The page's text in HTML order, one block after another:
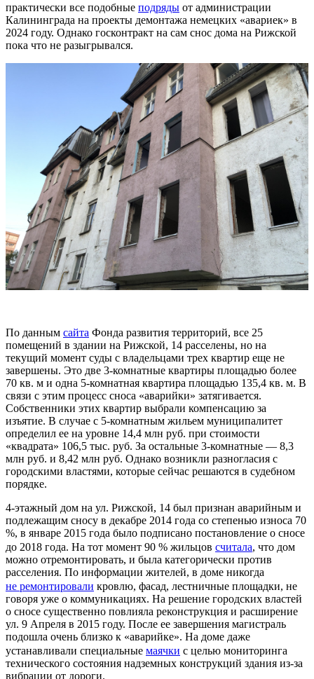
практически все подобные подряды от администрации
Калининграда на проекты демонтажа немецких «авариек» в
2024 году. Однако госконтракт на сам снос дома на Рижской
пока что не разыгрывался.
По данным сайта Фонда развития территорий, все 25
помещений в здании на Рижской, 14 расселены, но на
текущий момент суды с владельцами трех квартир еще не
завершены. Это две 3-комнатные квартиры площадью более
70 кв. м и одна 5-комнатная квартира площадью 135,4 кв. м. В
связи с этим процесс сноса «аварийки» затягивается.
Собственники этих квартир выбрали компенсацию за
изъятие. В случае с 5-комнатным жильем муниципалитет
определил ее на уровне 14,4 млн руб. при стоимости
«квадрата» 106,5 тыс. руб. За остальные 3-комнатные — 8,3
млн руб. и 8,42 млн руб. Однако возникли разногласия с
городскими властями, которые сейчас решаются в судебном
порядке.
4-этажный дом на ул. Рижской, 14 был признан аварийным и
подлежащим сносу в декабре 2014 года со степенью износа 70
%, в январе 2015 года было подписано постановление о сносе
до 2018 года. На тот момент 90 % жильцов считала, что дом
можно отремонтировать, и была категорически против
расселения. По информации жителей, в доме никогда
не ремонтировали кровлю, фасад, лестничные площадки, не
говоря уже о коммуникациях. На решение городских властей
о сносе существенно повлияла реконструкция и расширение
ул. 9 Апреля в 2015 году. После ее завершения магистраль
подошла очень близко к «аварийке». На доме даже
устанавливали специальные маячки с целью мониторинга
технического состояния надземных конструкций здания из-за
вибрации от дороги.